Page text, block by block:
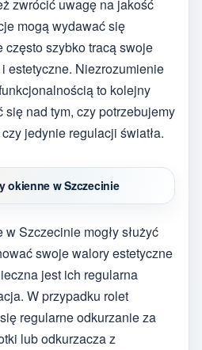
zwrócić uwagę na jakość
mogą wydawać się
szybko tracą swoje
estetyczne. Niezrozumienie
to kolejny
się nad tym, czy potrzebujemy
jedynie regulacji światła.
okienne w Szczecinie
Szczecinie mogły służyć
swoje walory estetyczne
jest ich regularna
W przypadku rolet
regularne odkurzanie za
lub odkurzacza z